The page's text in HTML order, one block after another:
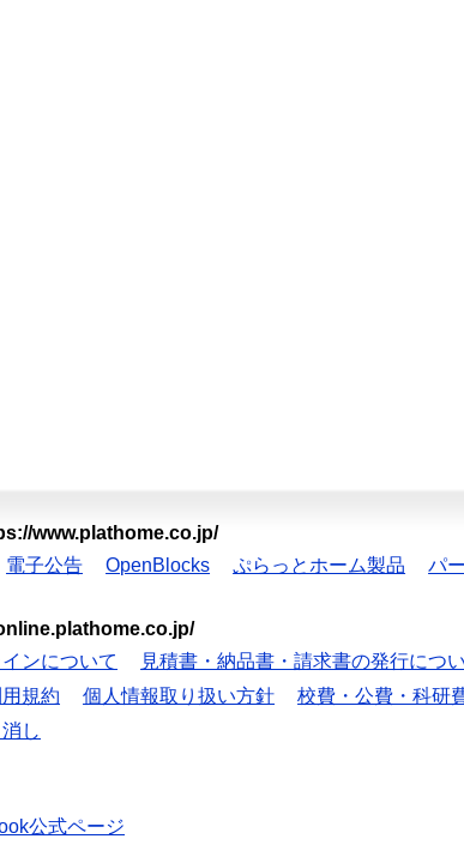
www.plathome.co.jp/
電子公告 OpenBlocks ぷらっとホーム製品 パ
ンについて 見積書・納品書・請求書の発行につ
規約 個人情報取り扱い方針 校費・公費・科研
し
公式ページ